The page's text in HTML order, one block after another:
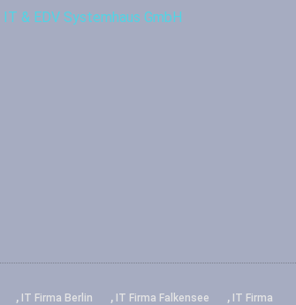
& EDV Systemhaus GmbH
, IT Firma Berlin , IT Firma Falkensee , IT Firma